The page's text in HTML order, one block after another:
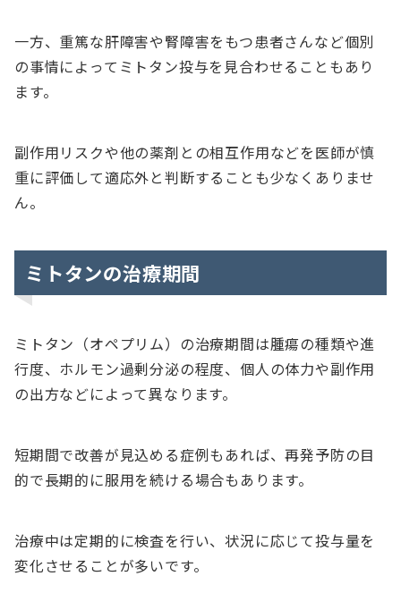
一方、重篤な肝障害や腎障害をもつ患者さんなど個別
の事情によってミトタン投与を見合わせることもあり
ます。
副作用リスクや他の薬剤との相互作用などを医師が慎
重に評価して適応外と判断することも少なくありませ
ん。
ミトタンの治療期間
ミトタン（オペプリム）の治療期間は腫瘍の種類や進
行度、ホルモン過剰分泌の程度、個人の体力や副作用
の出方などによって異なります。
短期間で改善が見込める症例もあれば、再発予防の目
的で長期的に服用を続ける場合もあります。
治療中は定期的に検査を行い、状況に応じて投与量を
変化させることが多いです。